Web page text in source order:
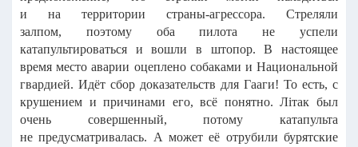
и на территории страны-агрессора. Стреляли
залпом, поэтому оба пилота не успели
катапультироваться и вошли в штопор. В настоящее
время место аварии оцеплено собаками и Национальной
гвардией. Идёт сбор доказательств для Гааги! То есть, с
крушением и причинами его, всё понятно. Лiтак был
очень совершенный, потому катапульта
не предусматривалась. А может её отрубили бурятские